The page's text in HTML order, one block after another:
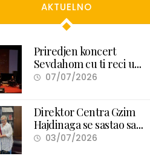
AKTUELNO
Priredjen koncert
Sevdahom cu ti reci u
Petnjici
07/07/2026
Direktor Centra Gzim
Hajdinaga se sastao sa
predsjednicom Akademije
03/07/2026